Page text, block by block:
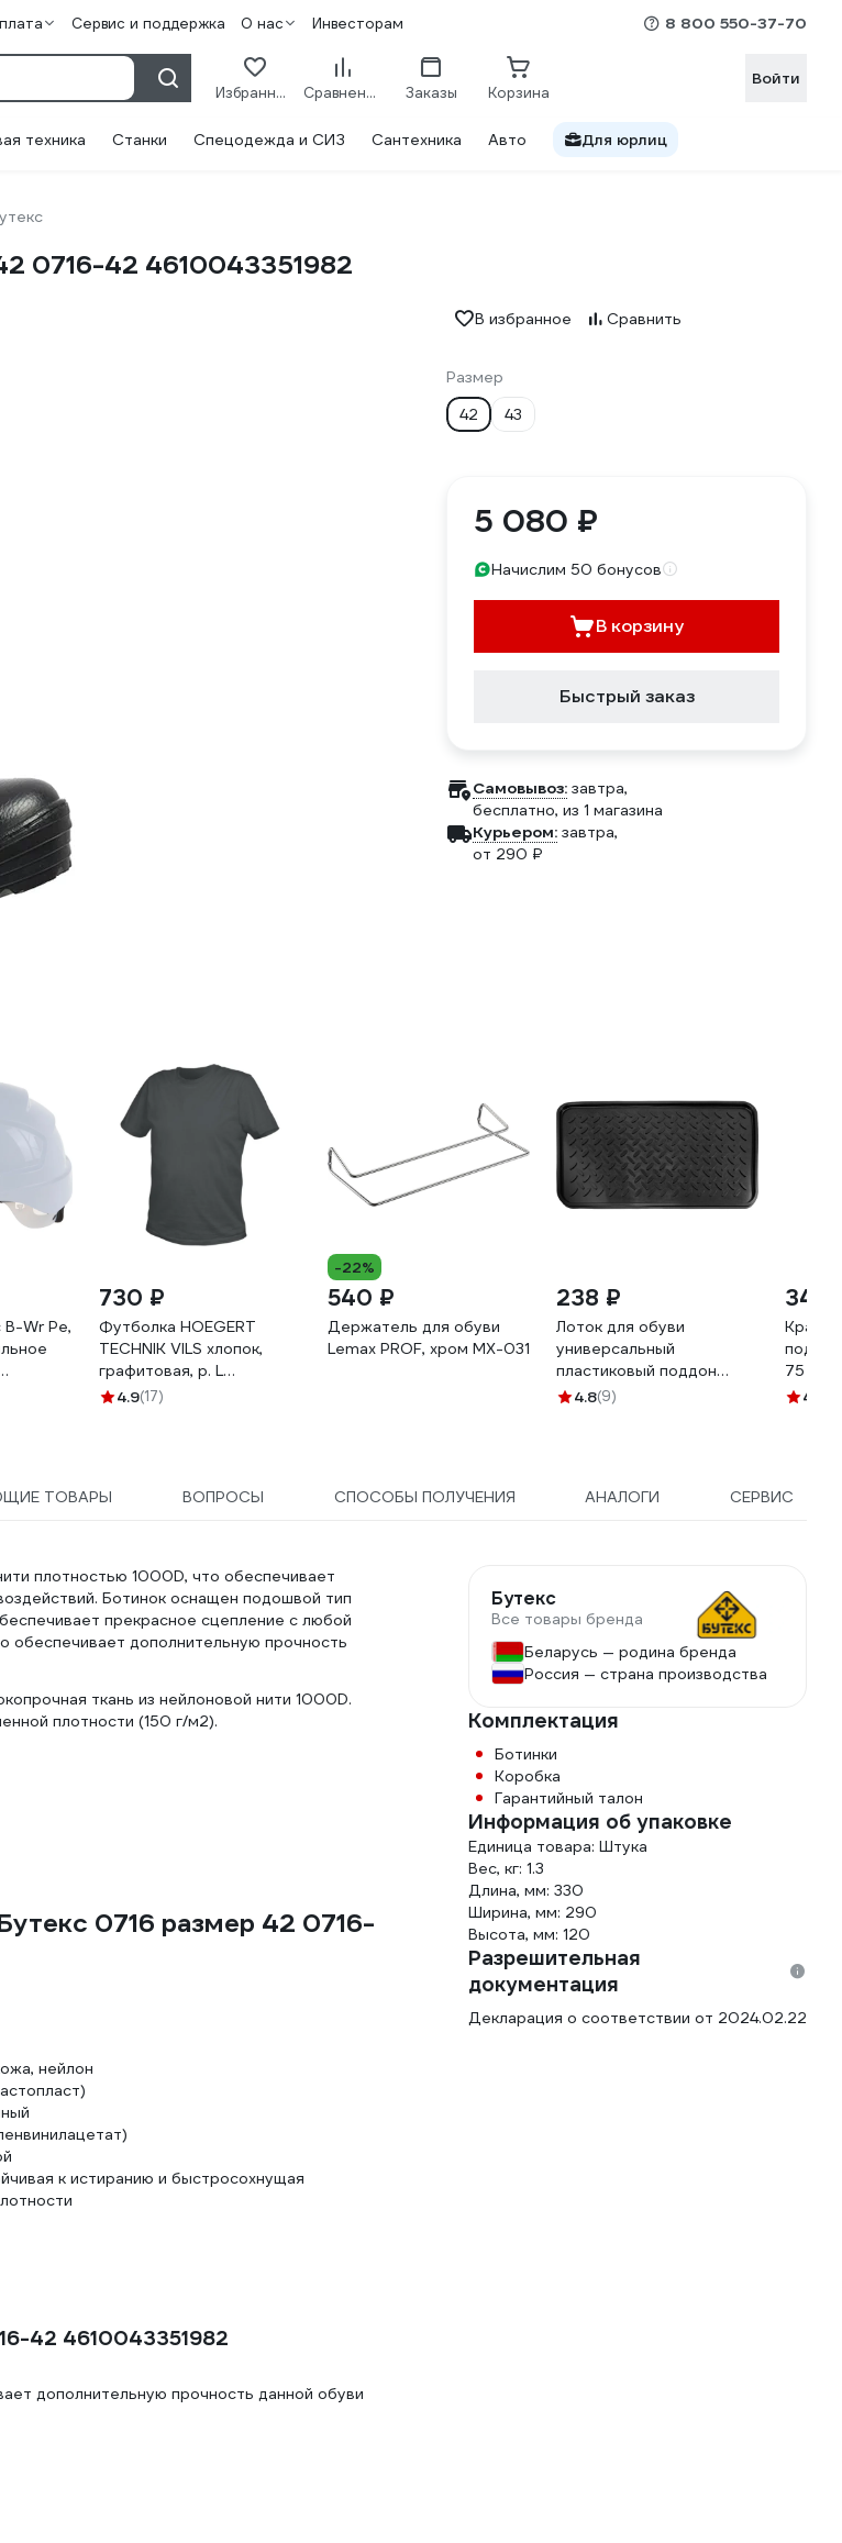
Сервис и поддержка О нас Инвесторам 8 800 550-37-70
Избранное Сравнение Заказы Корзина
Войти
техника Станки Спецодежда и СИЗ Сантехника Авто Для юрлиц
0716-42 4610043351982
В избранное Сравнить
Размер
42
43
5 080 ₽
Начислим 50 бонусов
В корзину
Быстрый заказ
Самовывоз: завтра,
бесплатно, из 1 магазина
Курьером: завтра,
от 290 ₽
Wr Pe,
730 ₽
Футболка HOEGERT
TECHNIK VILS хлопок,
графитовая, р. L
HT5K410-L
4.9(17)
-22%
540 ₽
Держатель для обуви
Lemax PROF, хром MX-031
238 ₽
Лоток для обуви
универсальный
пластиковый поддон
Blabar 63x34 см -ВИ
4.8(9)
341
75 мл
4.8
ТОВАРЫ ВОПРОСЫ СПОСОБЫ ПОЛУЧЕНИЯ АНАЛОГИ СЕРВИС
плотностью 1000D, что обеспечивает
Ботинок оснащен подошвой тип
прекрасное сцепление с любой
обеспечивает дополнительную прочность
ткань из нейлоновой нити 1000D.
плотности (150 г/м2).
0716 размер 42 0716-
нейлон
к истиранию и быстросохнущая
42 4610043351982
дополнительную прочность данной обуви
Бутекс
Все товары бренда
Беларусь — родина бренда
Россия — страна производства
Комплектация
Ботинки
Коробка
Гарантийный талон
Информация об упаковке
Единица товара: Штука
Вес, кг: 1.3
Длина, мм: 330
Ширина, мм: 290
Высота, мм: 120
Разрешительная
документация
Декларация о соответствии от 2024.02.22